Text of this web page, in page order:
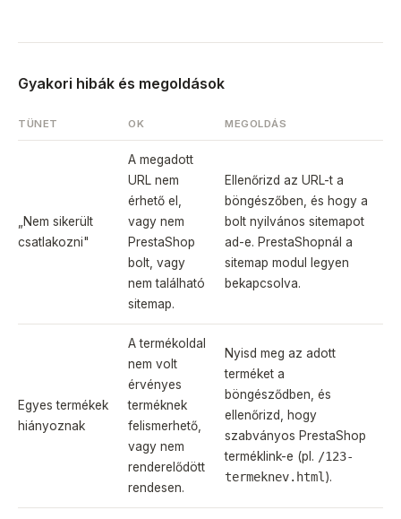
Gyakori hibák és megoldások
TÜNET OK MEGOLDÁS
„Nem sikerült
csatlakozni"
A megadott
URL nem
érhető el,
vagy nem
PrestaShop
bolt, vagy
nem található
sitemap.
Ellenőrizd az URL-t a
böngészőben, és hogy a
bolt nyilvános sitemapot
ad-e. PrestaShopnál a
sitemap modul legyen
bekapcsolva.
Egyes termékek
hiányoznak
A termékoldal
nem volt
érvényes
terméknek
felismerhető,
vagy nem
renderelődött
rendesen.
Nyisd meg az adott
terméket a
böngésződben, és
ellenőrizd, hogy
szabványos PrestaShop
terméklink-e (pl. /123-
termeknev.html ).